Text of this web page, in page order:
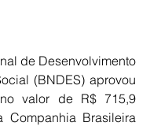
de Desenvolvimento
(BNDES) aprovou
no valor de R$ 715,9
Companhia Brasileira